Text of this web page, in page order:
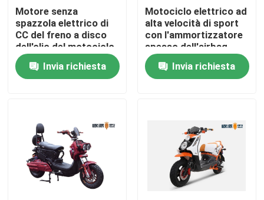
Motorino stato abbattuto elettrico
Motorino di motore elettrico
Motorino elettrico di mobilità
motorino dell'equilibrio elettrico
Motorino elettrico del pedale
Motore senza
spazzola elettrico di
CC del freno a disco
dell'olio del motociclo
della sporcizia della
CEE 2000WInvia richiesta
Motociclo elettrico ad
alta velocità di sport
con l'ammortizzatore
spesso dell'airbag
posteriore
Invia richiesta